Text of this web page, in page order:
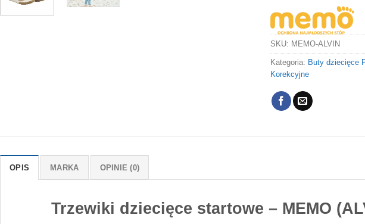
SKU: MEMO-ALVIN
Kategoria: Buty dziecięce
Korekcyjne
OPIS MARKA OPINIE (0)
Trzewiki dziecięce startowe – MEMO